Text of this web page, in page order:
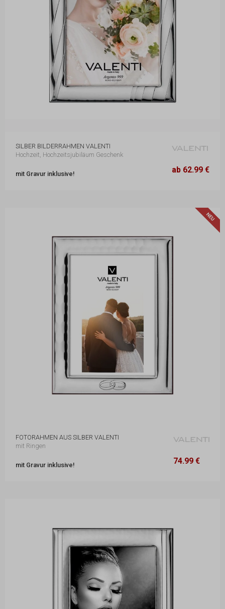
SILBER BILDERRAHMEN VALENTI
Hochzeit, Hochzeitsjubiläum Geschenk
mit Gravur inklusive! ab 62.99 €
19,3 x 24,8 cm
62.99 €
FOTORAHMEN AUS SILBER VALENTI
mit Ringen
mit Gravur inklusive! 74.99 €
74.99 €